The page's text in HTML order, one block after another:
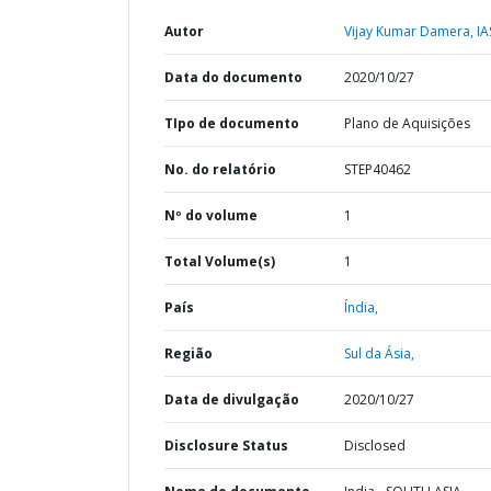
Autor Vijay Kumar Damera,
Data do documento 2020/10/27
TIpo de documento Plano de Aquisições
No. do relatório STEP40462
Nº do volume 1
Total Volume(s) 1
País Índia,
Região Sul da Ásia,
Data de divulgação 2020/10/27
Disclosure Status Disclosed